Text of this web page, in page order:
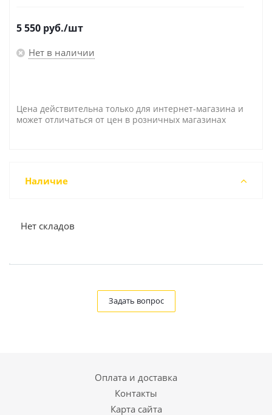
5 550 руб./шт
Нет в наличии
Цена действительна только для интернет-магазина и
может отличаться от цен в розничных магазинах
Наличие
Нет складов
Задать вопрос
Оплата и доставка
Контакты
Карта сайта